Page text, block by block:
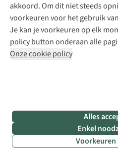
akkoord. Om dit niet steeds
voorkeuren voor het gebruik
Je kan je voorkeuren op elk
policy button onderaan alle
Onze cookie policy
Alles
Enkel
Disclaimer Privacy Policy
Cookie